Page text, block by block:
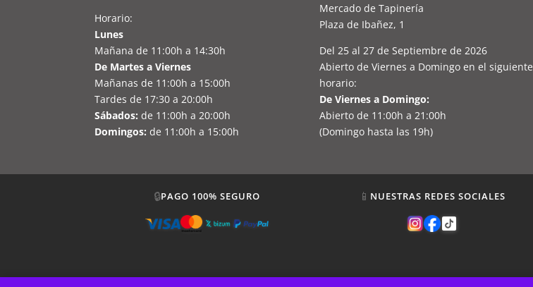
Horario:
Lunes
Mañana de 11:00h a 14:30h
De Martes a Viernes
Mañanas de 11:00h a 15:00h
Tardes de 17:30 a 20:00h
Sábados: de 11:00h a 20:00h
Domingos: de 11:00h a 15:00h
Mercado de Tapinería
Plaza de Ibañez, 1
Del 25 al 27 de Septiembre de 2026
Abierto de Viernes a Domingo en el siguiente
horario:
De Viernes a Domingo:
Abierto de 11:00h a 21:00h
(Domingo hasta las 19h)
🔒PAGO 100% SEGURO 📱 NUESTRAS REDES SOCIALES